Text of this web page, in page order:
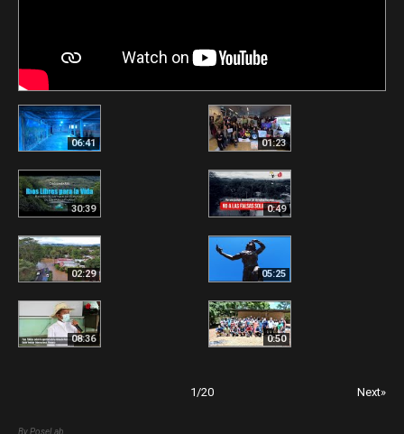
06:41 01:23
30:39 0:49
02:29 05:25
08:36 0:50
1/20 Next»